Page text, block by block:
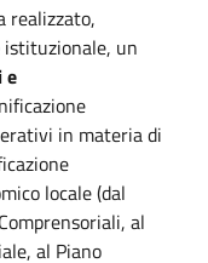
realizzato,
istituzionale, un
e
in materia di
locale (dal
al
al Piano